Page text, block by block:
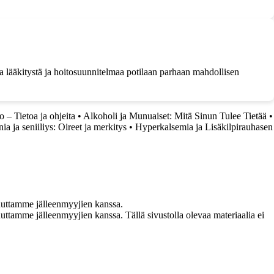
ja hoitosuunnitelmaa potilaan parhaan mahdollisen
– Tietoa ja ohjeita • Alkoholi ja Munuaiset: Mitä Sinun Tulee Tietää •
ja seniiliys: Oireet ja merkitys • Hyperkalsemia ja Lisäkilpirauhasen
jälleenmyyjien kanssa.
jälleenmyyjien kanssa. Tällä sivustolla olevaa materiaalia ei